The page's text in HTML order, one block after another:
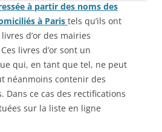
à partir des noms des
à Paris tels qu’ils ont
d’or des mairies
livres d’or sont un
qui, en tant que tel, ne peut
néanmoins contenir des
Dans ce cas des rectifications
sur la liste en ligne